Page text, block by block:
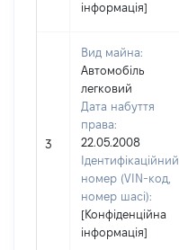
інформація]
3
Вид майна:
Автомобіль
легковий
Дата набуття
права:
22.05.2008
Ідентифікаційний
номер (VIN-код,
номер шасі):
[Конфіденційна
інформація]